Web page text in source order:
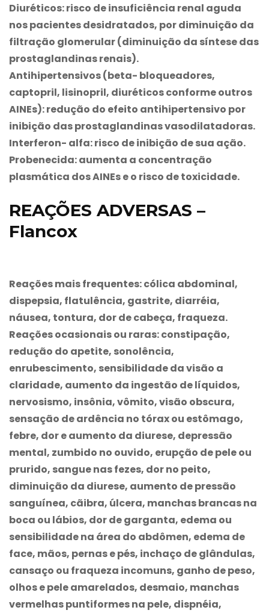
Diuréticos: risco de insuficiência renal aguda
nos pacientes desidratados, por diminuição da
filtração glomerular (diminuição da síntese das
prostaglandinas renais).
Antihipertensivos (beta- bloqueadores,
captopril, lisinopril, diuréticos conforme outros
AINEs): redução do efeito antihipertensivo por
inibição das prostaglandinas vasodilatadoras.
Interferon- alfa: risco de inibição de sua ação.
Probenecida: aumenta a concentração
plasmática dos AINEs e o risco de toxicidade.
REAÇÕES ADVERSAS –
Flancox
Reações mais frequentes: cólica abdominal,
dispepsia, flatulência, gastrite, diarréia,
náusea, tontura, dor de cabeça, fraqueza.
Reações ocasionais ou raras: constipação,
redução do apetite, sonolência,
enrubescimento, sensibilidade da visão a
claridade, aumento da ingestão de líquidos,
nervosismo, insônia, vômito, visão obscura,
sensação de ardência no tórax ou estômago,
febre, dor e aumento da diurese, depressão
mental, zumbido no ouvido, erupção de pele ou
prurido, sangue nas fezes, dor no peito,
diminuição da diurese, aumento de pressão
sanguínea, cãibra, úlcera, manchas brancas na
boca ou lábios, dor de garganta, edema ou
sensibilidade na área do abdômen, edema de
face, mãos, pernas e pés, inchaço de glândulas,
cansaço ou fraqueza incomuns, ganho de peso,
olhos e pele amarelados, desmaio, manchas
vermelhas puntiformes na pele, dispnéia,